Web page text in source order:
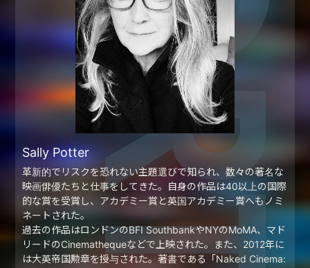
Sally Potter
革新的でリスクを恐れない主題選びで知られ、数々の著名な
映画俳優たちと仕事をしてきた。自身の作品は40以上の国際
的な賞を受賞し、アカデミー賞と英国アカデミー賞へもノミ
ネートされた。
過去の作品はロンドンのBFI SouthbankやNYのMoMA、マド
リードのCinemathequeなどで上映された。また、2012年に
は大英帝国勲章を授与された。著書である「Naked Cinema: